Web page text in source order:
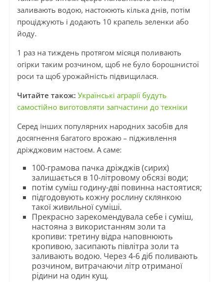
заливають водою, настоюють кілька днів, потім
проціджують і додають 10 крапель зеленки або
йоду.
1 раз на тиждень протягом місяця поливають
огірки таким розчином, щоб не було борошнистої
роси та щоб урожайність підвищилася.
Читайте також: Українські аграрії будуть
самостійно виготовляти запчастини до техніки
Серед інших популярних народних засобів для
досягнення багатого врожаю – підживлення
дріжджовим настоєм. А саме:
100-грамова пачка дріжджів (сирих)
залишається в 10-літровому обсязі води;
потім суміш годину-дві повинна настоятися;
підгодовують кожну рослину склянкою
такої живильної суміші.
Прекрасно зарекомендувала себе і суміш,
настояна з використанням золи та
кропиви: третину відра наповнюють
кропивою, засипають півлітра золи та
заливають водою. Через 4-6 діб поливають
розчином, витрачаючи літр отриманої
рідини на один кущ.